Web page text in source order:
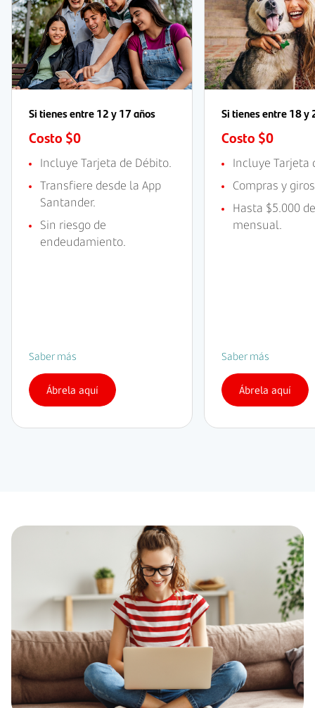
Si tienes entre 12 y 17 años
Costo $0
Incluye Tarjeta de Débito.
Transfiere desde la App
Santander.
Sin riesgo de
endeudamiento.
Ábrela aquí
Saber más
Si tienes entre 18 y
Costo $0
Incluye Tarjeta
Compras y
Hasta $5.000
mensual.
Ábrela aquí
Saber más